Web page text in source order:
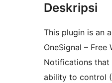
Deskripsi
This plugin is an
OneSignal – Free
Notifications that
ability to control